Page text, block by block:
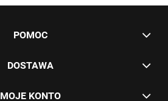
POMOC
DOSTAWA
MOJE KONTO